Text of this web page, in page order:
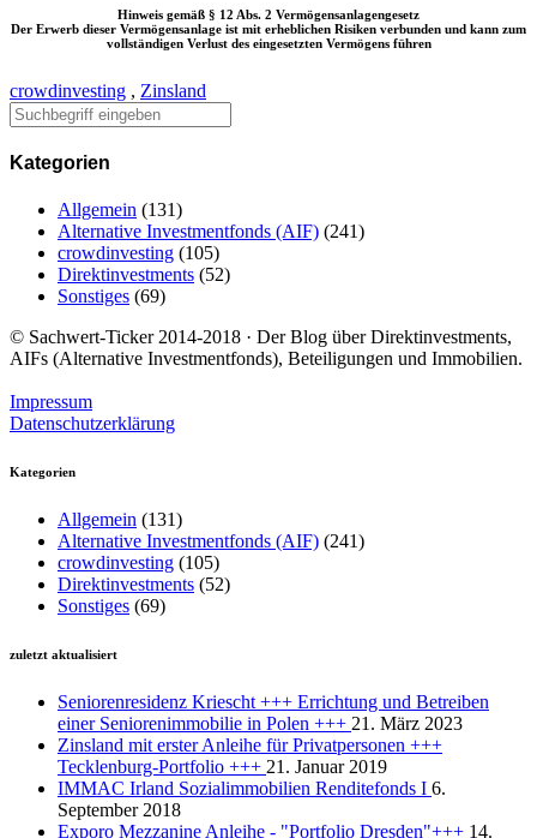
Hinweis gemäß § 12 Abs. 2 Vermögensanlagengesetz
Der Erwerb dieser Vermögensanlage ist mit erheblichen Risiken verbunden und kann zum
vollständigen Verlust des eingesetzten Vermögens führen
crowdinvesting , Zinsland
Kategorien
Allgemein (131)
Alternative Investmentfonds (AIF) (241)
crowdinvesting (105)
Direktinvestments (52)
Sonstiges (69)
© Sachwert-Ticker 2014-2018 · Der Blog über Direktinvestments,
AIFs (Alternative Investmentfonds), Beteiligungen und Immobilien.
Impressum
Datenschutzerklärung
Kategorien
Allgemein (131)
Alternative Investmentfonds (AIF) (241)
crowdinvesting (105)
Direktinvestments (52)
Sonstiges (69)
zuletzt aktualisiert
Seniorenresidenz Kriescht +++ Errichtung und Betreiben
einer Seniorenimmobilie in Polen +++ 21. März 2023
Zinsland mit erster Anleihe für Privatpersonen +++
Tecklenburg-Portfolio +++ 21. Januar 2019
IMMAC Irland Sozialimmobilien Renditefonds I 6.
September 2018
Exporo Mezzanine Anleihe - "Portfolio Dresden"+++ 14.